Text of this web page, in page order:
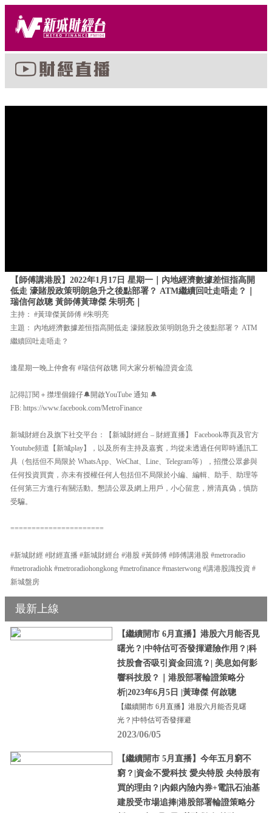
【師傅講港股】2022年1月17日 星期一｜內地經濟數據差恒指高開
低走 濠賭股政策明朗急升之後點部署？ ATM繼續回吐走唔走？｜
瑞信何啟聰 黃師傅黃瑋傑 朱明亮｜
主持： #黃瑋傑黃師傅 #朱明亮
主題： 內地經濟數據差恒指高開低走 濠賭股政策明朗急升之後點部署？ ATM
繼續回吐走唔走？
逢星期一晚上仲會有 #瑞信何啟聰 同大家分析輪證資金流
記得訂閱＋㩒埋個鐘仔🔔開啟YouTube 通知 🔔
FB: https://www.facebook.com/MetroFinance
新城財經台及旗下社交平台：【新城財經台 – 財經直播】 Facebook專頁及官方
Youtube頻道【新城play】，以及所有主持及嘉賓，均從未透過任何即時通訊工
具（包括但不局限於 WhatsApp、WeChat、Line、Telegram等），招攬公眾參與
任何投資買賣，亦未有授權任何人包括但不局限於小編、編輯、助手、助理等
任何第三方進行有關活動。懇請公眾及網上用戶，小心留意，辨清真偽，慎防
受騙。
======================
#新城財經 #財經直播 #新城財經台 #港股 #黃師傅 #師傅講港股 #metroradio
#metroradiohk #metroradiohongkong #metrofinance #masterwong #講港股識投資 #
新城盤房
最新上線
【繼續開市 6月直播】港股六月能否見
曙光？|中特估可否發揮避險作用？|科
技股會否吸引資金回流？| 美息如何影
響科技股？｜港股部署輪證策略分
析|2023年6月5日 |黃瑋傑 何啟聰
【繼續開市 6月直播】港股六月能否見曙
光？|中特估可否發揮避
2023/06/05
【繼續開市 5月直播】今年五月窮不
窮？|資金不愛科技 愛央特股 央特股有
買的理由？|內銀內險內券+電訊石油基
建股受市場追捧|港股部署輪證策略分